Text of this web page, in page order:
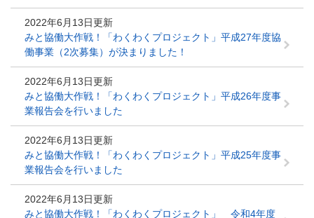
2022年6月13日更新
みと協働大作戦！「わくわくプロジェクト」平成27年度協
働事業（2次募集）が決まりました！
2022年6月13日更新
みと協働大作戦！「わくわくプロジェクト」平成26年度事
業報告会を行いました
2022年6月13日更新
みと協働大作戦！「わくわくプロジェクト」平成25年度事
業報告会を行いました
2022年6月13日更新
みと協働大作戦！「わくわくプロジェクト」 令和4年度